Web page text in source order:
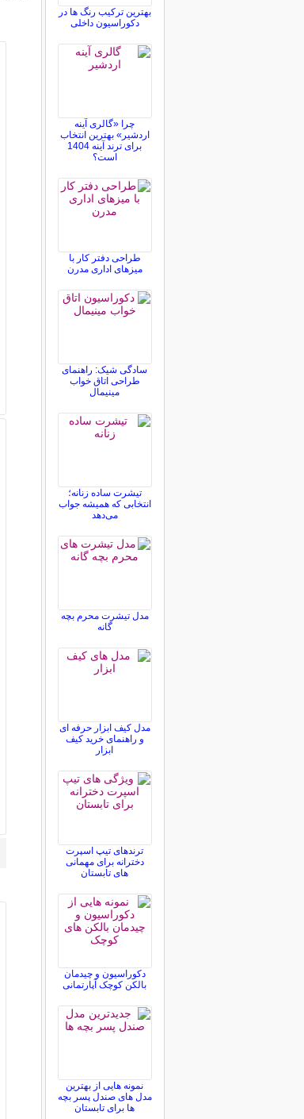
بهترین ترکیب رنگ ها در
دکوراسیون داخلی
چرا «گالری آینه
اردشیر» بهترین انتخاب
برای ترند آینه 1404
است؟
طراحی دفتر کار با
میزهای اداری مدرن
سادگی شیک: راهنمای
طراحی اتاق خواب
مینیمال
تیشرت ساده زنانه؛
انتخابی که همیشه جواب
می‌دهد
مدل تیشرت محرم بچه
گانه
مدل کیف ابزار حرفه ای
و راهنمای خرید کیف
ابزار
ترندهای تیپ اسپرت
دخترانه برای مهمانی
های تابستان
دکوراسیون و چیدمان
بالکن کوچک آپارتمانی
نمونه هایی از بهترین
مدل های صندل پسر بچه
ها برای تابستان